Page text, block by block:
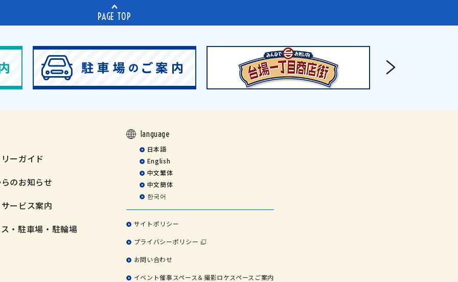
PAGE TOP
ーガイド
のお知らせ
ービス案内
・駐車場・駐輪場
language
日本語
English
中文繁体
中文簡体
한국어
サイトポリシー
プライバシーポリシー
お問い合わせ
イベント催事スペース＆撮影ロケスペースご案内